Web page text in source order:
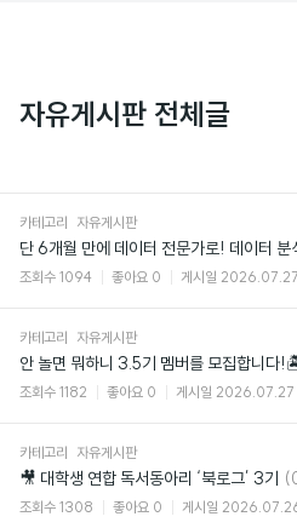
자유게시판 전체글
카테고리 자유게시판
조회수 1094 좋아요 0 게시일
카테고리 자유게시판
안 놀면 뭐하니 3.5기 멤버를 모집합니다
조회수 1182 좋아요 0 게시일 2026.07.27
카테고리 자유게시판
🎥 대학생 연합 독서동아리 ‘북로그’ 3기 댓
글
조회수 1308 좋아요 0 게시일